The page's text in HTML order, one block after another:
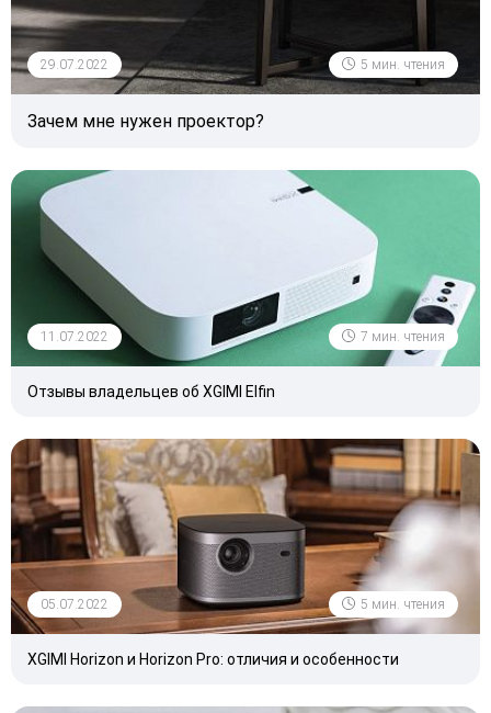
29.07.2022 5 мин. чтения
Зачем мне нужен проектор?
11.07.2022 7 мин. чтения
Отзывы владельцев об XGIMI Elfin
05.07.2022 5 мин. чтения
XGIMI Horizon и Horizon Pro: отличия и особенности